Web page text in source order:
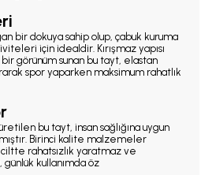
bir dokuya sahip olup, çabuk kuruma
için idealdir. Kırışmaz yapısı
görünüm sunan bu tayt, elastan
spor yaparken maksimum rahatlık
bu tayt, insan sağlığına uygun
Birinci kalite malzemeler
rahatsızlık yaratmaz ve
günlük kullanımda öz